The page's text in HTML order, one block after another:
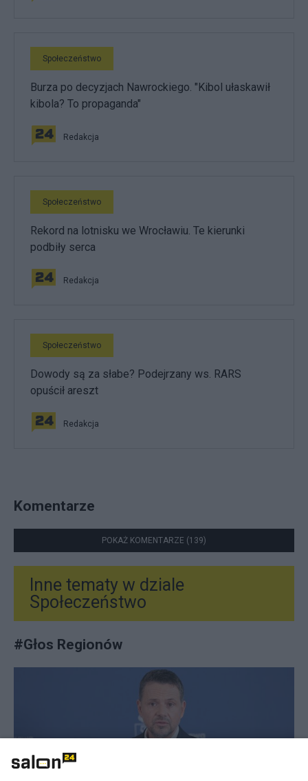
Społeczeństwo
Burza po decyzjach Nawrockiego. "Kibol ułaskawił
kibola? To propaganda"
Redakcja
Społeczeństwo
Rekord na lotnisku we Wrocławiu. Te kierunki
podbiły serca
Redakcja
Społeczeństwo
Dowody są za słabe? Podejrzany ws. RARS
opuścił areszt
Redakcja
Komentarze
POKAŻ KOMENTARZE (139)
Inne tematy w dziale
Społeczeństwo
#Głos Regionów
potwierdził najgorsze. Trzaskowski